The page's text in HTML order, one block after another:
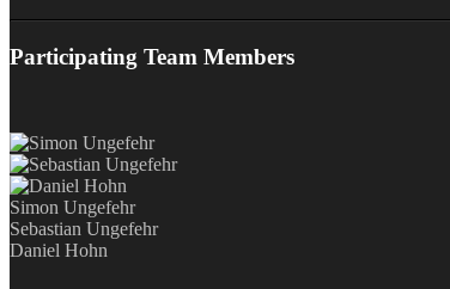
Participating Team Members
Simon Ungefehr
Sebastian Ungefehr
Daniel Hohn